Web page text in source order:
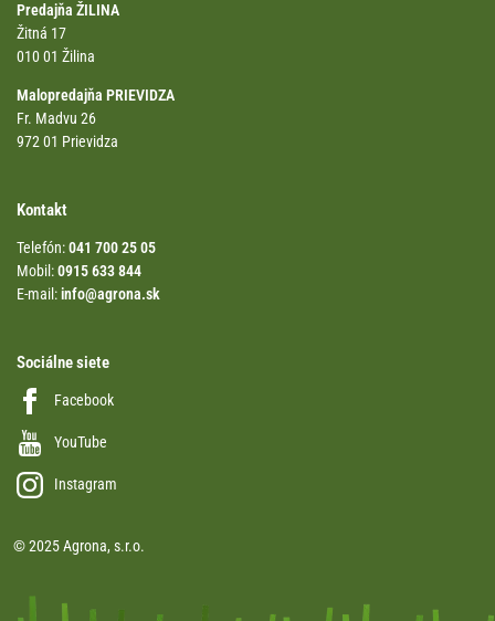
Predajňa ŽILINA
Žitná 17
010 01 Žilina
Malopredajňa PRIEVIDZA
Fr. Madvu 26
972 01 Prievidza
Kontakt
Telefón:041 700 25 05
Mobil:0915 633 844
E-mail:info@agrona.sk
Sociálne siete
Facebook
YouTube
Instagram
© 2025 Agrona, s.r.o.